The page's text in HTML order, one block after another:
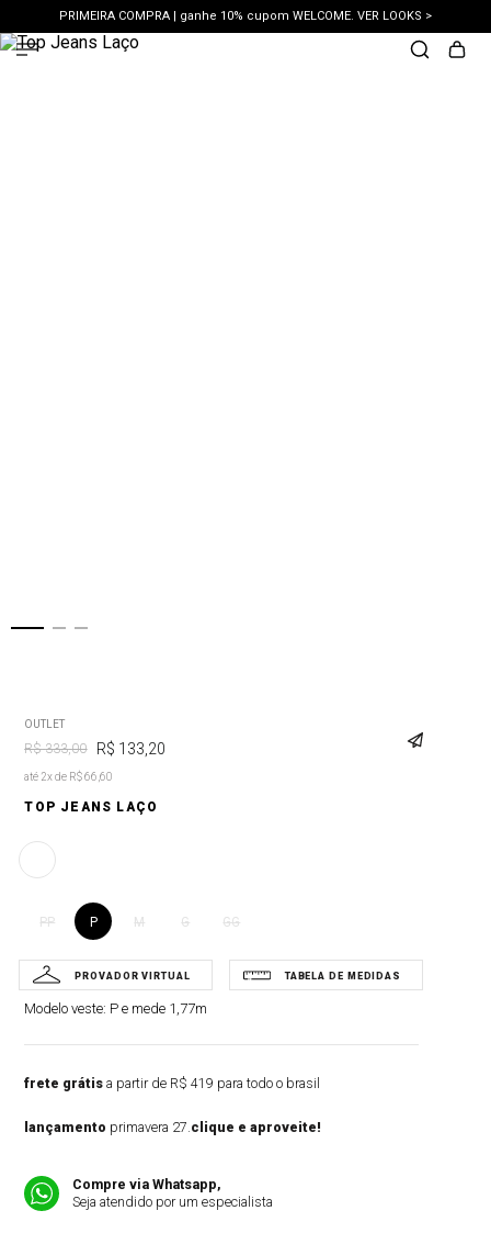
PRIMEIRA COMPRA | ganhe 10% cupom WELCOME. VER LOOKS >
PIX | 5% off no pix à vista. APROVEITAR >
OUTLET
R$ 333,00 R$ 133 20
até 2x de R$ 66,60
TOP JEANS LAÇO
PP P M G GG
Modelo veste: P e mede 1,77m
frete grátis a partir de R$ 419 para todo o brasil
lançamento primavera 27.clique e aproveite!
Compre via Whatsapp,
Seja atendido por um especialista